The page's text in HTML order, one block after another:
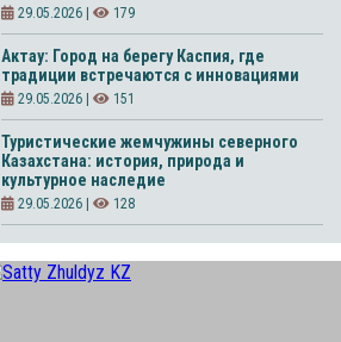
29.05.2026 | 179
Актау: Город на берегу Каспия, где
традиции встречаются с инновациями
29.05.2026 | 151
Туристические жемчужины северного
Казахстана: история, природа и
культурное наследие
29.05.2026 | 128